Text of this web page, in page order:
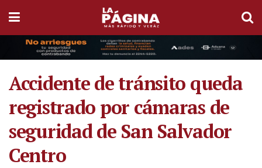
Accidente de tránsito queda
registrado por cámaras de
seguridad de San Salvador
Centro